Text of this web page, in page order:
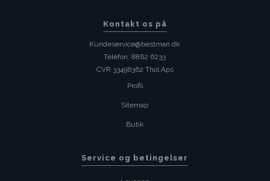
Kontakt os på
Kundeservice@bestman.dk
Telefon: 8862 6233
CVR 33496362 Thol Aps
Profil
Sitemap
Butik
Service og betingelser